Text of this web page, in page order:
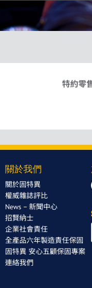
特約零
關於我們
關於固特異
權威雜誌評比
News – 新聞中心
招賢納士
企業社會責任
全產品六年製造責任保固
固特異 安心五顧保固專案
連絡我們